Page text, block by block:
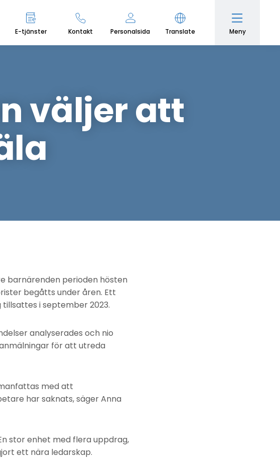
E-tjänster Kontakt Personalsida Translate Meny
väljer att
barnärenden perioden hösten
begåtts under åren. Ett
i september 2023.
analyserades och nio
för att utreda
med att
har saknats, säger Anna
stor enhet med flera uppdrag,
ett nära ledarskap.